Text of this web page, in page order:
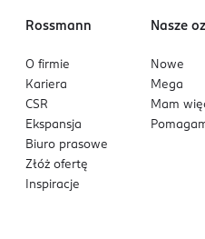
Rossmann
O firmie
Kariera
CSR
Ekspansja
Biuro prasowe
Złóż ofertę
Inspiracje
Nasze
Nowe
Mega
Mam